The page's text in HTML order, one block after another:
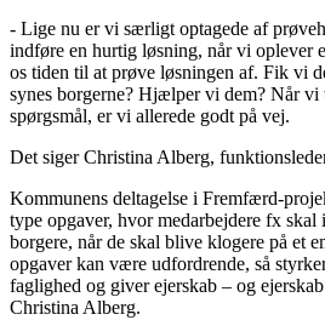
- Lige nu er vi særligt optagede af
indføre en hurtig løsning, når vi oplever
os tiden til at prøve løsningen af. Fik vi
synes borgerne? Hjælper vi dem? Når vi
spørgsmål, er vi allerede godt på vej.
Det siger Christina Alberg,
Kommunens deltagelse i Fremfærd-
type opgaver, hvor medarbejdere fx
borgere, når de skal blive klogere på et
opgaver kan være udfordrende, så
faglighed og giver ejerskab – og
Christina Alberg.